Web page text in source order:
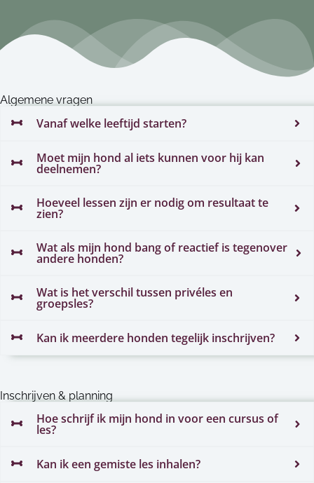
Algemene vragen
Vanaf welke leeftijd starten?
Moet mijn hond al iets kunnen voor hij kan
deelnemen?
Hoeveel lessen zijn er nodig om resultaat te
zien?
Wat als mijn hond bang of reactief is tegenover
andere honden?
Wat is het verschil tussen privéles en
groepsles?
Kan ik meerdere honden tegelijk inschrijven?
Inschrijven & planning
Hoe schrijf ik mijn hond in voor een cursus of
les?
Kan ik een gemiste les inhalen?